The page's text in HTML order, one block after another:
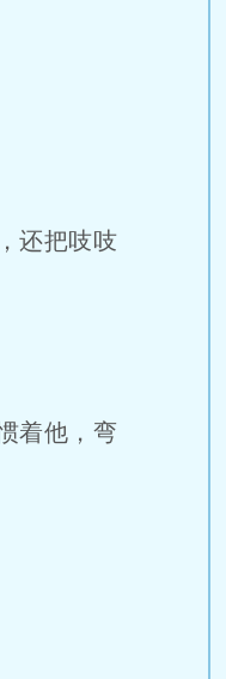
还把吱吱
着他，弯